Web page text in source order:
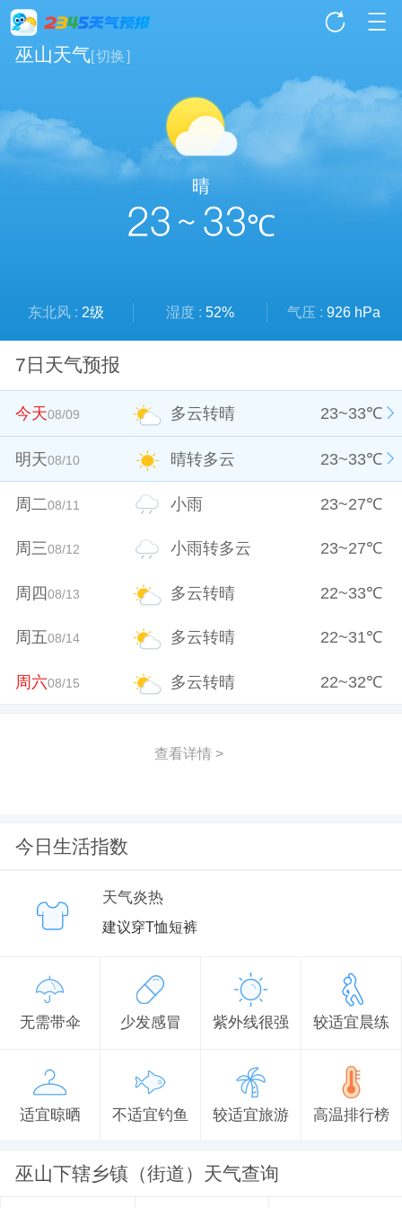
巫山天气[切换]
晴
23 ~ 33℃
东北风 : 2级 湿度 : 52% 气压 : 926 hPa
7日天气预报
今天08/09 多云转晴 23~33℃
明天08/10 晴转多云 23~33℃
周二08/11 小雨 23~27℃
周三08/12 小雨转多云 23~27℃
周四08/13 多云转晴 22~33℃
周五08/14 多云转晴 22~31℃
周六08/15 多云转晴 22~32℃
查看详情 >
今日生活指数
天气炎热
建议穿T恤短裤
无需带伞 少发感冒 紫外线很强 较适宜晨练
适宜晾晒 不适宜钓鱼 较适宜旅游 高温排行榜
巫山下辖乡镇（街道）天气查询